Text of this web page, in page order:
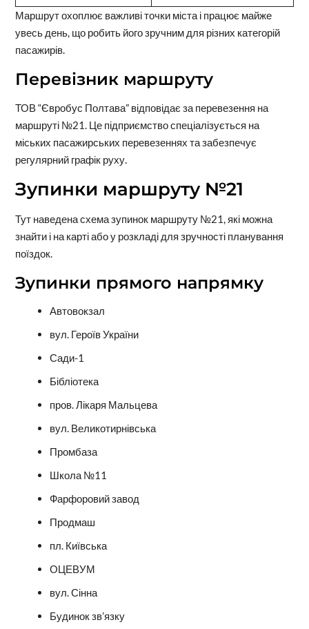
Маршрут охоплює важливі точки міста і працює майже
увесь день, що робить його зручним для різних категорій
пасажирів.
Перевізник маршруту
ТОВ “Євробус Полтава” відповідає за перевезення на
маршруті №21. Це підприємство спеціалізується на
міських пасажирських перевезеннях та забезпечує
регулярний графік руху.
Зупинки маршруту №21
Тут наведена схема зупинок маршруту №21, які можна
знайти і на карті або у розкладі для зручності планування
поїздок.
Зупинки прямого напрямку
Автовокзал
вул. Героїв України
Сади-1
Бібліотека
пров. Лікаря Мальцева
вул. Великотирнівська
Промбаза
Школа №11
Фарфоровий завод
Продмаш
пл. Київська
ОЦЕВУМ
вул. Сінна
Будинок зв’язку